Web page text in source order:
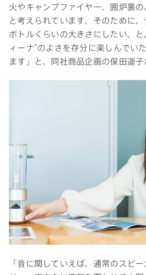
火やキャンプファイヤー、囲炉裏
と考えられています。そのために
ボトルくらいの大きさにしたい、
ィーナ”のよさを存分に楽しんでい
ます」と、同社商品企画の保田遥子
「音に関していえば、通常のスピ